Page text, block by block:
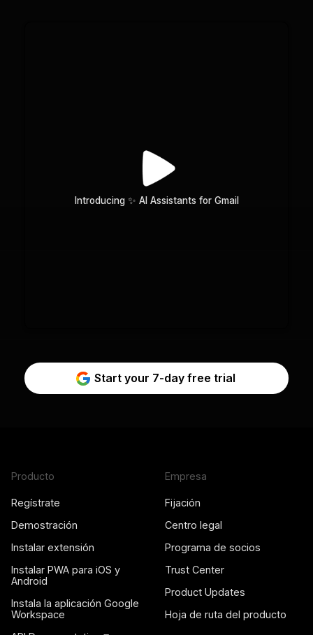
Introducing ✨ AI Assistants for Gmail
Start your 7-day free trial
Producto
Regístrate
Demostración
Instalar extensión
Instalar PWA para iOS y
Android
Instala la aplicación Google
Workspace
Empresa
Fijación
Centro legal
Programa de socios
Trust Center
Product Updates
Hoja de ruta del producto